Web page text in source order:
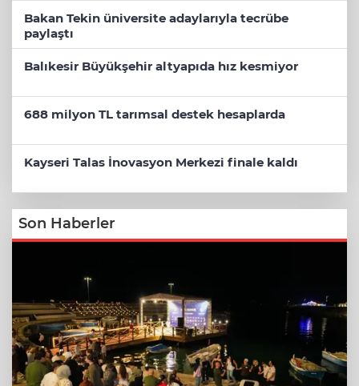
Bakan Tekin üniversite adaylarıyla tecrübe
paylaştı
Balıkesir Büyükşehir altyapıda hız kesmiyor
688 milyon TL tarımsal destek hesaplarda
Kayseri Talas İnovasyon Merkezi finale kaldı
Son Haberler